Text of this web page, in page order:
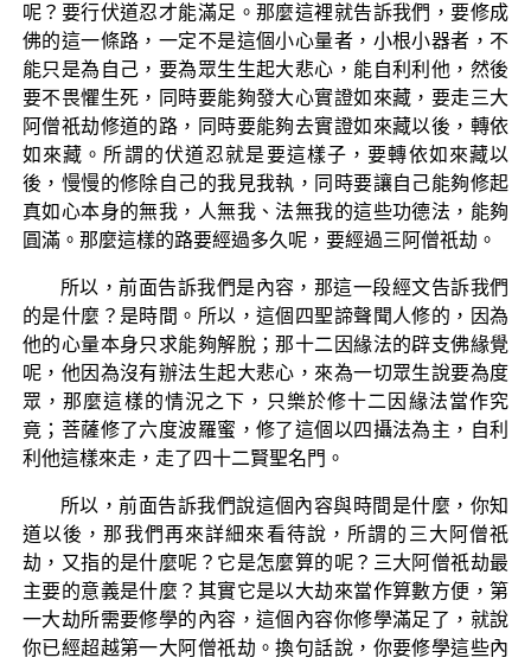
呢？要行伏道忍才能滿足。那麼這裡就告訴我們，要修成
佛的這一條路，一定不是這個小心量者，小根小器者，不
能只是為自己，要為眾生生起大悲心，能自利利他，然後
要不畏懼生死，同時要能夠發大心實證如來藏，要走三大
阿僧祇劫修道的路，同時要能夠去實證如來藏以後，轉依
如來藏。所謂的伏道忍就是要這樣子，要轉依如來藏以
後，慢慢的修除自己的我見我執，同時要讓自己能夠修起
真如心本身的無我，人無我、法無我的這些功德法，能夠
圓滿。那麼這樣的路要經過多久呢，要經過三阿僧祇劫。
所以，前面告訴我們是內容，那這一段經文告訴我們
的是什麼？是時間。所以，這個四聖諦聲聞人修的，因為
他的心量本身只求能夠解脫；那十二因緣法的辟支佛緣覺
呢，他因為沒有辦法生起大悲心，來為一切眾生說要為度
眾，那麼這樣的情況之下，只樂於修十二因緣法當作究
竟；菩薩修了六度波羅蜜，修了這個以四攝法為主，自利
利他這樣來走，走了四十二賢聖名門。
所以，前面告訴我們說這個內容與時間是什麼，你知
道以後，那我們再來詳細來看待說，所謂的三大阿僧祇
劫，又指的是什麼呢？它是怎麼算的呢？三大阿僧祇劫最
主要的意義是什麼？其實它是以大劫來當作算數方便，第
一大劫所需要修學的內容，這個內容你修學滿足了，就說
你已經超越第一大阿僧祇劫。換句話說，你要修學這些內